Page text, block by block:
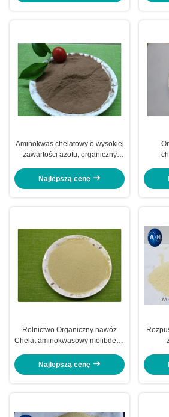
Aminokwas chelatowy o wysokiej
zawartości azotu, organiczny
Najlepszą cenę
Rolnictwo Organiczny nawóz
Chelat aminokwasowy molibdenu
Najlepszą cenę